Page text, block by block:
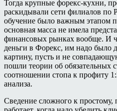
Тогда крупные форекс-кухни,
раскидывали сети филиалов по
обучение было важным этапом
основная масса не имела
финансовых рынках вообще. И
деньги в Форекс, им надо было
картину, пусть и не
пошли теории об обязательных
соотношении стопа к профиту
анализа.
Сведение сложного к